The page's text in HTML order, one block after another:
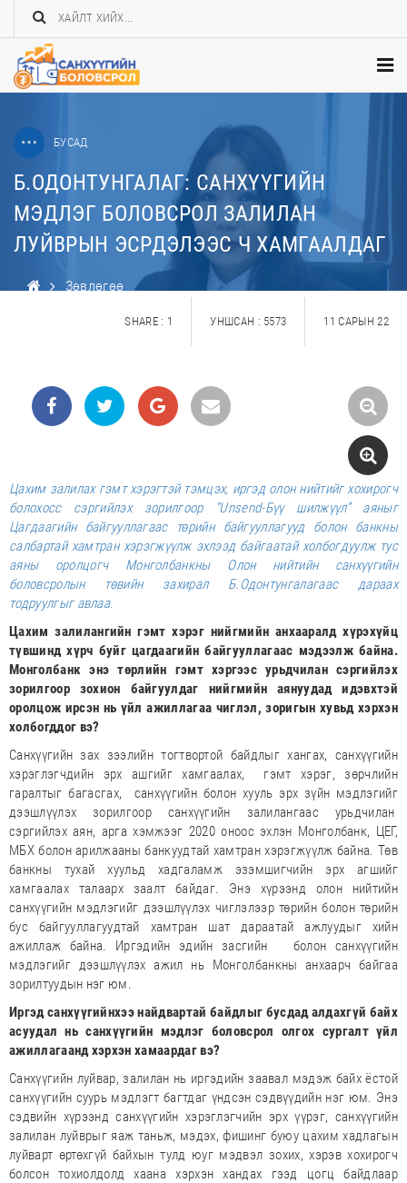
БУСАД
Б.ОДОНТУНГАЛАГ: САНХҮҮГИЙН
МЭДЛЭГ БОЛОВСРОЛ ЗАЛИЛАН
ЛУЙВРЫН ЭСРДЭЛЭЭС Ч ХАМГААЛДАГ
Зөвлөгөө
БОЛОВСРОЛ ЗАЛИЛАН ЛУЙВРЫН ЭСРДЭЛЭЭС Ч
SHARE : 1 УНШСАН : 5573 11 САРЫН 22
Цахим залилах гэмт хэрэгтэй тэмцэх, иргэд олон нийтийг хохирогч
болохосс сэргийлэх зорилгоор “Unsend-Бүү шилжүүл” аяныг
Цагдаагийн байгууллагаас төрийн байгууллагууд болон банкны
салбартай хамтран хэрэгжүүлж эхлээд байгаатай холбогдуулж тус
аяны оролцогч Монголбанкны Олон нийтийн санхүүгийн
боловсролын төвийн захирал Б.Одонтунгалагаас дараах
тодруулгыг авлаа.
Цахим залилангийн гэмт хэрэг нийгмийн анхааралд хүрэхүйц
түвшинд хүрч буйг цагдаагийн байгууллагаас мэдээлж байна.
Монголбанк энэ төрлийн гэмт хэргээс урьдчилан сэргийлэх
зорилгоор зохион байгуулдаг нийгмийн аянуудад идэвхтэй
оролцож ирсэн нь үйл ажиллагаа чиглэл, зоригын хувьд хэрхэн
холбогддог вэ?
Санхүүгийн зах зээлийн тогтвортой байдлыг хангах, санхүүгийн
хэрэглэгчдийн эрх ашгийг хамгаалах, гэмт хэрэг, зөрчлийн
гаралтыг багасгах, санхүүгийн болон хууль эрх зүйн мэдлэгийг
дээшлүүлэх зорилгоор санхүүгийн залилангаас урьдчилан
сэргийлэх аян, арга хэмжээг 2020 оноос эхлэн Монголбанк, ЦЕГ,
МБХ болон арилжааны банкуудтай хамтран хэрэгжүүлж байна. Төв
банкны тухай хуульд хадгаламж эзэмшигчийн эрх агшийг
хамгаалах талаарх заалт байдаг. Энэ хүрээнд олон нийтийн
санхүүгийн мэдлэгийг дээшлүүлэх чиглэлээр төрийн болон төрийн
бус байгууллагуудтай хамтран шат дараатай ажлуудыг хийн
ажиллаж байна. Иргэдийн эдийн засгийн болон санхүүгийн
мэдлэгийг дээшлүүлэх ажил нь Монголбанкны анхаарч байгаа
зорилтуудын нэг юм.
Иргэд санхүүгийнхээ найдвартай байдлыг бусдад алдахгүй байх
асуудал нь санхүүгийн мэдлэг боловсрол олгох сургалт үйл
ажиллагаанд хэрхэн хамаардаг вэ?
Санхүүгийн луйвар, залилан нь иргэдийн заавал мэдэж байх ёстой
санхүүгийн суурь мэдлэгт багтдаг үндсэн сэдвүүдийн нэг юм. Энэ
сэдвийн хүрээнд санхүүгийн хэрэглэгчийн эрх үүрэг, санхүүгийн
залилан луйврыг яаж таньж, мэдэх, фишинг буюу цахим хадлагын
луйварт өртөхгүй байхын тулд юуг мэдвэл зохих, хэрэв хохирогч
болсон тохиолдолд хаана хэрхэн хандах гээд цогц байдлаар